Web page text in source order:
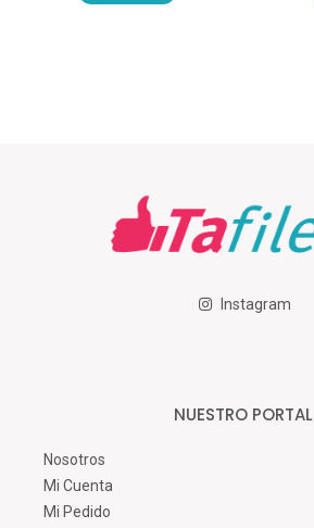
Instagram
NUESTRO PORTAL
Nosotros
Mi Cuenta
Mi Pedido